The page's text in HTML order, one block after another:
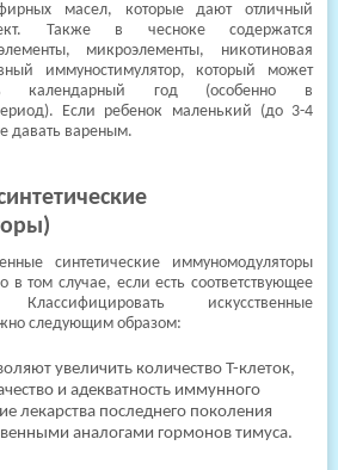
масел, которые дают отличный
Также в чесноке содержатся
микроэлементы, никотиновая
иммуностимулятор, который может
календарный год (особенно в
Если ребенок маленький (до 3-4
давать вареным.
синтетические иммуномодуляторы
том случае, если есть соответствующее
искусственные
следующим образом:
увеличить количество Т-клеток,
и адекватность иммунного
лекарства последнего поколения
аналогами гормонов тимуса.